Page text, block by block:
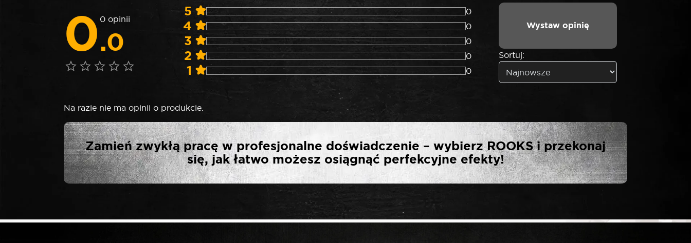
0.0
0 opinii 5 0
4 0
3 0
2 0
1 0
Wystaw opinię
Sortuj:
Na razie nie ma opinii o produkcie.
NAPISZ PIERWSZĄ OPINIĘ O „ROOKS SZCZYPCE DO
OPASEK ROZPRĘŻNYCH, 215 MM”
Wymagane pola są oznaczone
Twoja ocena*
Zamień zwykłą pracę w profesjonalne doświadczenie – wybierz ROOKS i przekonaj
się, jak łatwo możesz osiągnąć perfekcyjne efekty!